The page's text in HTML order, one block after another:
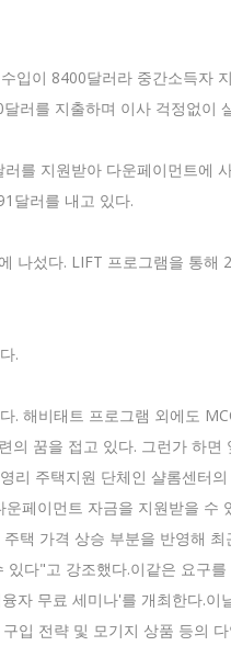
입이 8400달러라 중간소득자
러를 지출하며 이사 걱정없이
를 지원받아 다운페이먼트에
달러를 내고 있다.
나섰다. LIFT 프로그램을 통해
.
해비태트 프로그램 외에도
꿈을 접고 있다. 그런가 하
리 주택지원 단체인 샬롬센터
페이먼트 자금을 지원받을 수
택 가격 상승 부분을 반영해
다"고 강조했다.이같은 요구
자 무료 세미나'를 개최한다.이
전략 및 모기지 상품 등의